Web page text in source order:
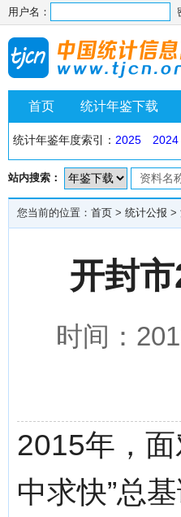
用户名：
首页 统计年鉴下载
统计年鉴年度索引： 2025 2024
站内搜索：
您当前的位置： 首页 > 统计公报 >
开封
时间：
2015年，
中求快”总